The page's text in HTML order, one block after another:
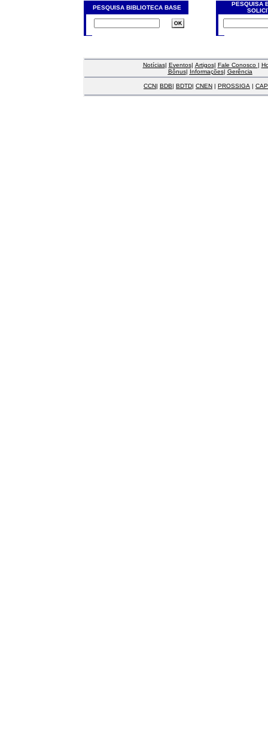
PESQUISA BIBLIOTECA BASE
PESQUISA
Notícias| Eventos| Artigos| Fale Conosco |
Bônus| Informações| Gerência
CCN| BDB| BDTD| CNEN | PROSSIGA |